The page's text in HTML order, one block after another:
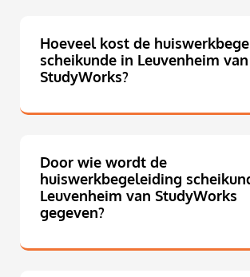
Hoeveel kost de
scheikunde in Leuvenheim van
StudyWorks?
Door wie wordt de
huiswerkbegeleiding
Leuvenheim van StudyWorks
gegeven?